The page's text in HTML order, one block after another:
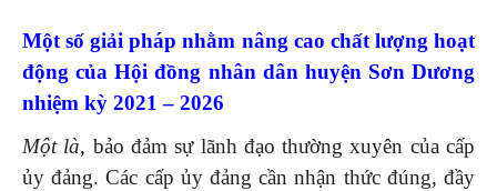
Một số giải pháp nhằm nâng cao chất lượng hoạt
động của Hội đồng nhân dân huyện Sơn Dương
nhiệm kỳ 2021 – 2026
Một là, bảo đảm sự lãnh đạo thường xuyên của cấp
ủy đảng. Các cấp ủy đảng cần nhận thức đúng, đầy